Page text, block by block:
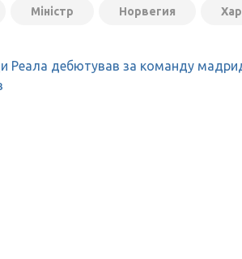
Міністр Норвегия
Реала дебютував за команду